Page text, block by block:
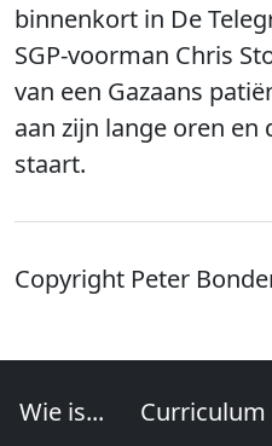
binnenkort in De
SGP-voorman Chris
van een Gazaans
aan zijn lange oren en
staart.
Copyright Peter
Wie is... Curriculum